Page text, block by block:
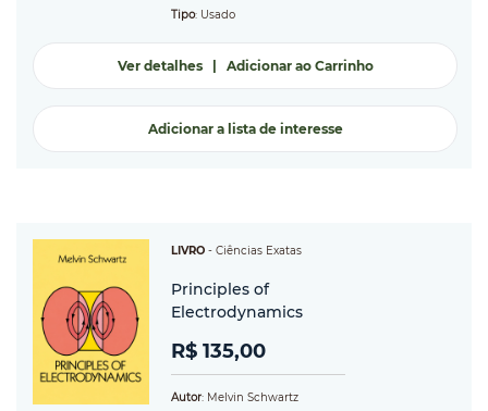
Tipo: Usado
Ver detalhes| Adicionar ao Carrinho
Adicionar a lista de interesse
LIVRO - Ciências Exatas
Principles of
Electrodynamics
R$ 135,00
Autor: Melvin Schwartz